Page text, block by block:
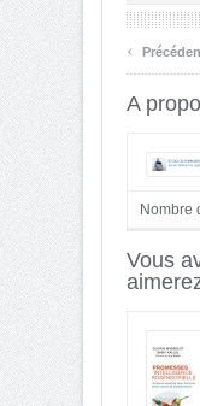
‹
A
Nombre
Vous